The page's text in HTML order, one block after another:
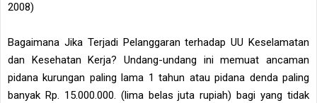
2008)
Bagaimana Jika Terjadi Pelanggaran terhadap UU Keselamatan
dan Kesehatan Kerja? Undang-undang ini memuat ancaman
pidana kurungan paling lama 1 tahun atau pidana denda paling
banyak Rp. 15.000.000. (lima belas juta rupiah) bagi yang tidak